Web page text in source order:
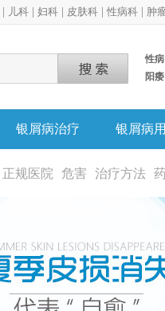
儿科 妇科 皮肤科 性病科 肿
性病
阳痿
银屑病治疗 银屑病
正规医院 危害 治疗方法